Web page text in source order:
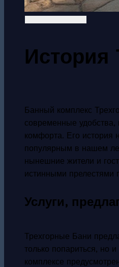
История
Банный комплекс
современные
комфорта. Его история
популярным в нашем
нынешние жители и
истинными прелестями
Услуги,
Трехгорные Бани
только попариться, но
комплексе